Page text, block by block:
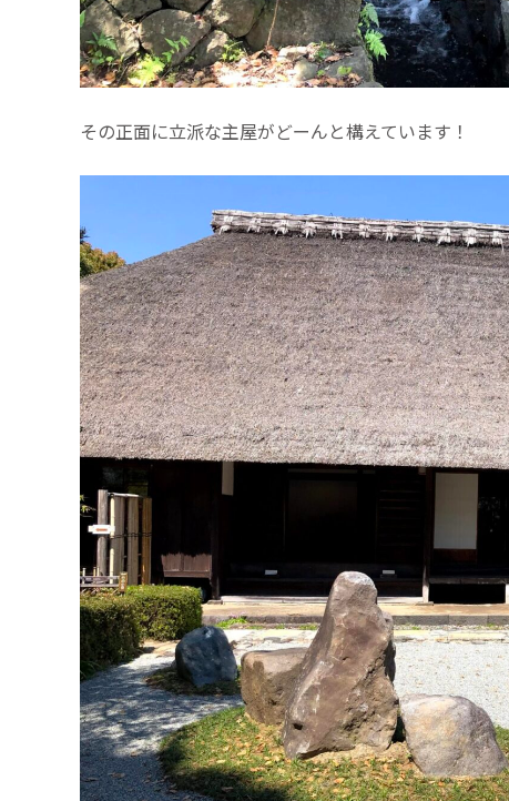
その正面に立派な主屋がどーんと構えています！